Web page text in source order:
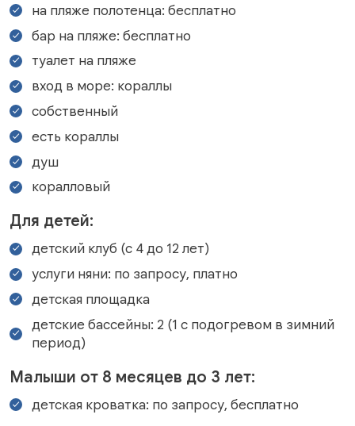
на пляже полотенца: бесплатно
бар на пляже: бесплатно
туалет на пляже
вход в море: кораллы
собственный
есть кораллы
душ
коралловый
Для детей:
детский клуб (с 4 до 12 лет)
услуги няни: по запросу, платно
детская площадка
детские бассейны: 2 (1 с подогревом в зимний
период)
Малыши от 8 месяцев до 3 лет:
детская кроватка: по запросу, бесплатно